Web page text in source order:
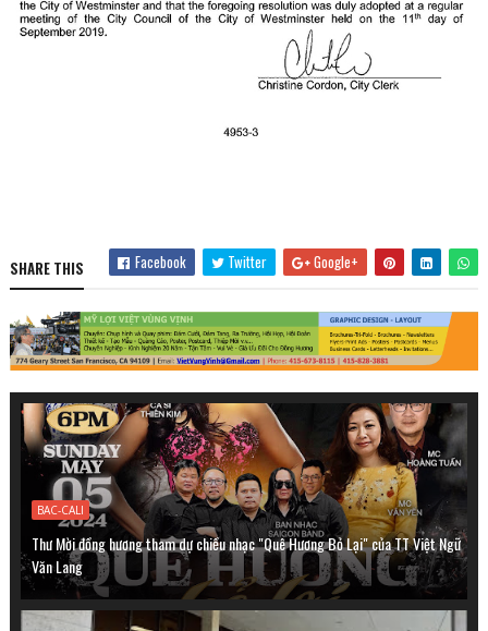
SHARE THIS Facebook Twitter Google+
BAC-CALI
Thư Mời đồng hương tham dự chiều nhạc "Quê Hương Bỏ Lại" của TT Việt Ngữ
Văn Lang